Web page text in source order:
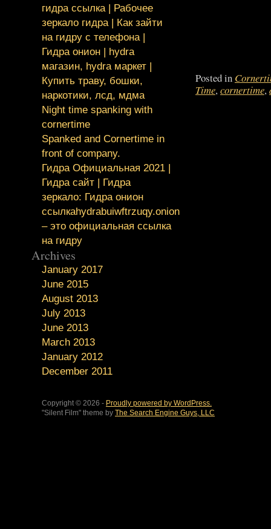
Posted in
Time,cornertime,
гидра ссылка | Рабочее
зеркало гидра | Как зайти
на гидру с телефона |
Гидра онион | hydra
магазин, hydra маркет |
Купить траву, бошки,
наркотики, лсд, мдма
Night time spanking with
cornertime
Spanked and Cornertime in
front of company.
Гидра Официальная 2021 |
Гидра сайт | Гидра
зеркало: Гидра онион
ссылкаhydrabuiwftrzuqy.onion
– это официальная ссылка
на гидру
Archives
January 2017
June 2015
August 2013
July 2013
June 2013
March 2013
January 2012
December 2011
Copyright © 2026 - Proudly powered by WordPress.
"Silent Film" theme by The Search Engine Guys, LLC